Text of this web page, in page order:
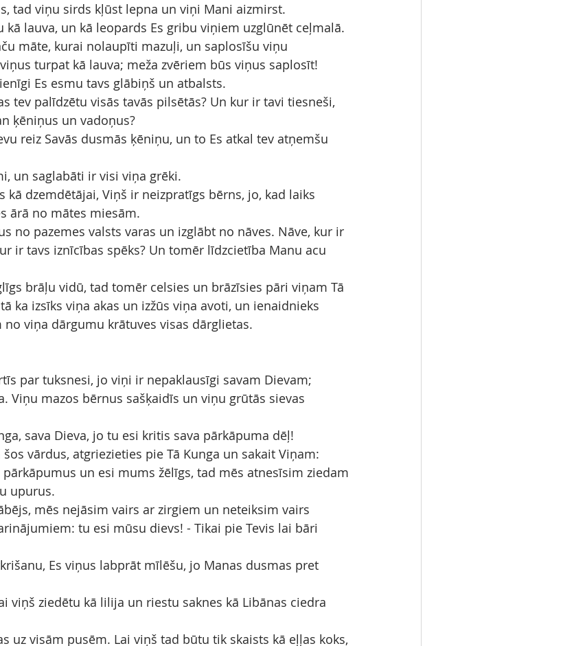
tad viņu sirds kļūst lepna un viņi Mani aizmirst.
kā lauva, un kā leopards Es gribu viņiem uzglūnēt ceļmalā.
māte, kurai nolaupīti mazuļi, un saplosīšu viņu
turpat kā lauva; meža zvēriem būs viņus saplosīt!
Es esmu tavs glābiņš un atbalsts.
tev palīdzētu visās tavās pilsētās? Un kur ir tavi tiesneši,
ķēniņus un vadoņus?
reiz Savās dusmās ķēniņu, un to Es atkal tev atņemšu
un saglabāti ir visi viņa grēki.
kā dzemdētājai, Viņš ir neizpratīgs bērns, jo, kad laiks
ārā no mātes miesām.
no pazemes valsts varas un izglābt no nāves. Nāve, kur ir
ir tavs iznīcības spēks? Un tomēr līdzcietība Manu acu
brāļu vidū, tad tomēr celsies un brāzīsies pāri viņam Tā
ka izsīks viņa akas un izžūs viņa avoti, un ienaidnieks
viņa dārgumu krātuves visas dārglietas.
par tuksnesi, jo viņi ir nepaklausīgi savam Dievam;
Viņu mazos bērnus sašķaidīs un viņu grūtās sievas
sava Dieva, jo tu esi kritis sava pārkāpuma dēļ!
vārdus, atgriezieties pie Tā Kunga un sakait Viņam:
un esi mums žēlīgs, tad mēs atnesīsim ziedam
upurus.
mēs nejāsim vairs ar zirgiem un neteiksim vairs
tu esi mūsu dievs! - Tikai pie Tevis lai bāri
Es viņus labprāt mīlēšu, jo Manas dusmas pret
viņš ziedētu kā lilija un riestu saknes kā Libānas ciedra
uz visām pusēm. Lai viņš tad būtu tik skaists kā eļļas koks,